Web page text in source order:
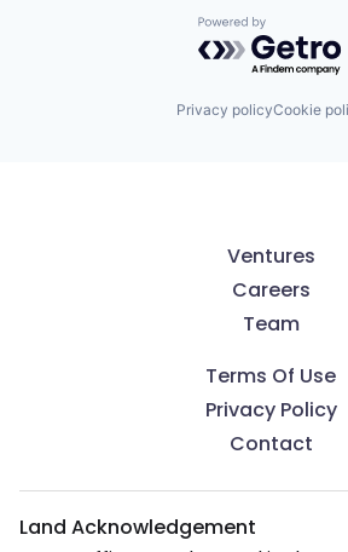
Powered by
Privacy policyCookie
Ventures
Careers
Team
Terms Of Use
Privacy Policy
Contact
Land Acknowledgement